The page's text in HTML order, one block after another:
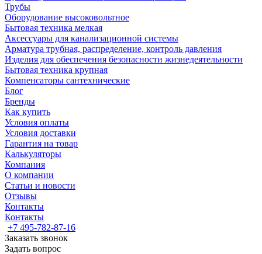
Трубы
Оборудование высоковольтное
Бытовая техника мелкая
Аксессуары для канализационной системы
Арматура трубная, распределение, контроль давления
Изделия для обеспечения безопасности жизнедеятельности
Бытовая техника крупная
Компенсаторы сантехнические
Блог
Бренды
Как купить
Условия оплаты
Условия доставки
Гарантия на товар
Калькуляторы
Компания
О компании
Статьи и новости
Отзывы
Контакты
Контакты
+7 495-782-87-16
Заказать звонок
Задать вопрос